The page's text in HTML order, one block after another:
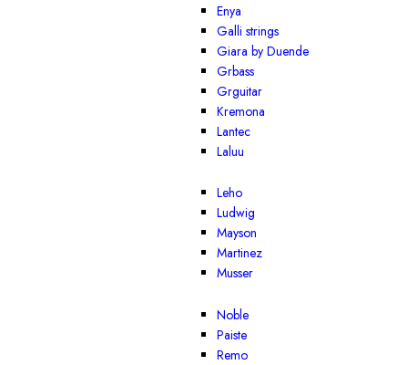
Enya
Galli strings
Giara by Duende
Grbass
Grguitar
Kremona
Lantec
Laluu
Leho
Ludwig
Mayson
Martinez
Musser
Noble
Paiste
Remo